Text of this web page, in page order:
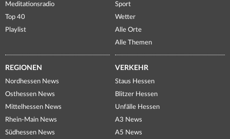
Meditationsradio
Top 40
Playlist
Sport
Wetter
Alle Orte
Alle Themen
REGIONEN
Nordhessen News
Osthessen News
Mittelhessen News
Rhein-Main News
Südhessen News
VERKEHR
Staus Hessen
Blitzer Hessen
Unfälle Hessen
A3 News
A5 News